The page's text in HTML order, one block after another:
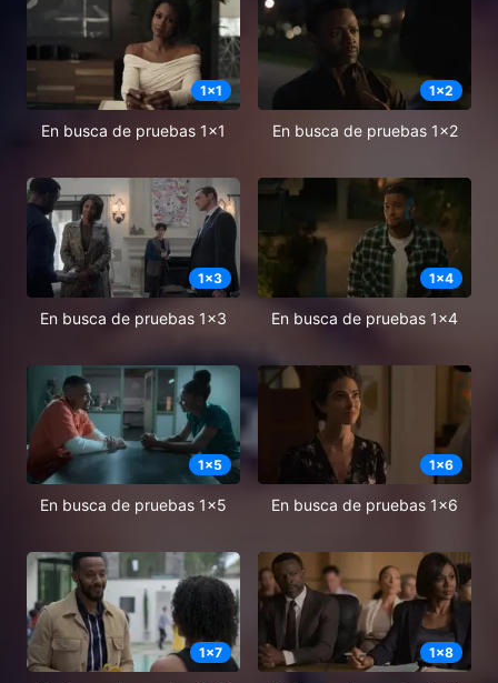
1x1
En busca de pruebas 1x1
1x2
En busca de pruebas 1x2
1x3
En busca de pruebas 1x3
1x4
En busca de pruebas 1x4
1x5
En busca de pruebas 1x5
1x6
En busca de pruebas 1x6
1x7 1x8